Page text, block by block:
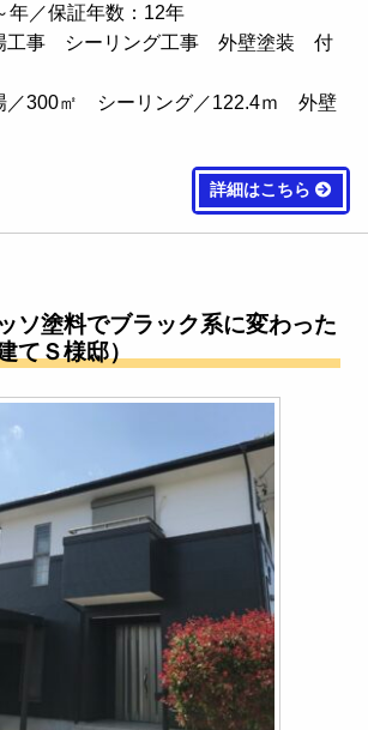
年／保証年数：12年
工事 シーリング工事 外壁塗装 付
／300㎡ シーリング／122.4ｍ 外壁
詳細はこちら
ソ塗料でブラック系に変わった
てＳ様邸）